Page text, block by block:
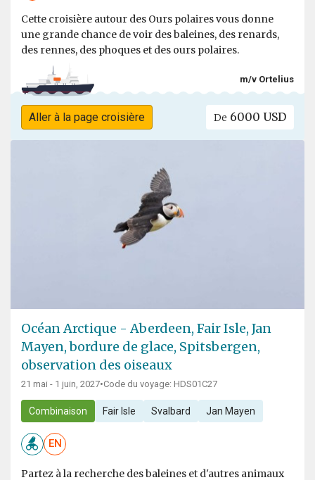
Cette croisière autour des Ours polaires vous donne
une grande chance de voir des baleines, des renards,
des rennes, des phoques et des ours polaires.
m/v Ortelius
Aller à la page croisière De 6000 USD
Océan Arctique - Aberdeen, Fair Isle, Jan
Mayen, bordure de glace, Spitsbergen,
observation des oiseaux
21 mai - 1 juin, 2027•Code du voyage: HDS01C27
Combinaison Fair Isle Svalbard Jan Mayen
EN
Partez à la recherche des baleines et d'autres animaux